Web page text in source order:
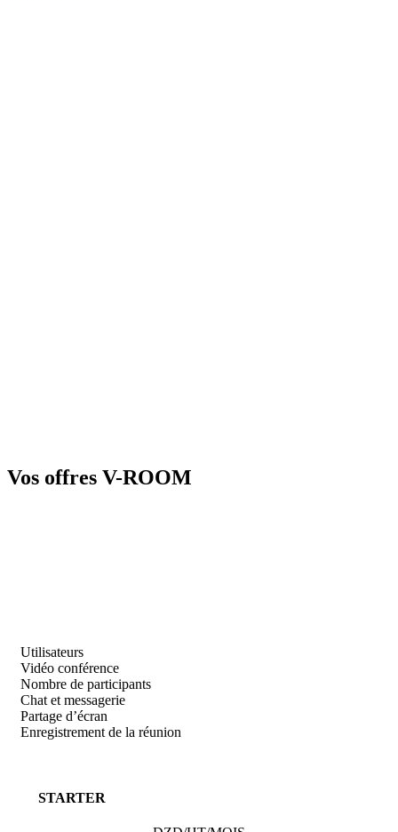
Vos offres V-ROOM
Utilisateurs
Vidéo conférence
Nombre de participants
Chat et messagerie
Partage d’écran
Enregistrement de la réunion
STARTER